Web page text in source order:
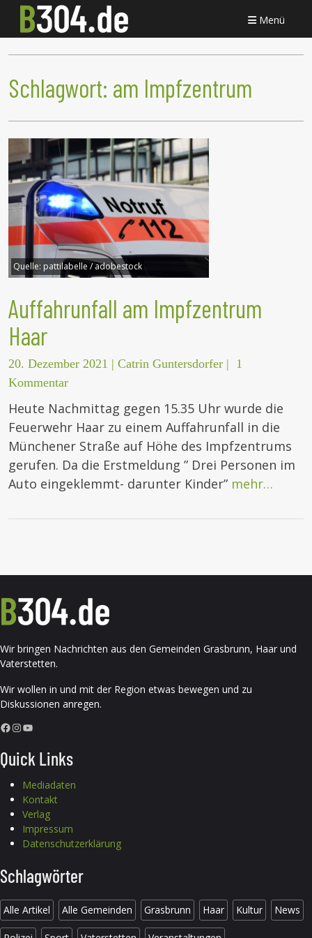
Menü
Schlagwort: am Impfzentrum
Quelle: pattilabelle / adobestock
Auffahrunfall am Impfzentrum
Haar
20. Dezember 2021 | Catrin Guntersdorfer | 1
Kommentar
Heute Nachmittag gegen 15.35 Uhr wurde die
Feuerwehr Haar zu einem Auffahrunfall in die
Münchener Straße auf Höhe des Impfzentrums
gerufen. Da die Erstmeldung ” Drei Personen im
Auto eingeklemmt- darunter Kinder” mehr…
Wir bringen Nachrichten aus den Gemeinden Grasbrunn, Haar und
Vaterstetten.
Wir wollen in und mit der Region etwas bewegen und zu
Diskussionen anregen.
Facebook InstagramYouTube
Quick Links
Mediadaten
Kontakt
Verlag
Impressum
Datenschutzerklärung
Schlagwörter
Alle Artikel Alle Gemeinden Grasbrunn Haar Kultur News